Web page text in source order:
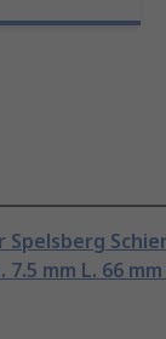
Spelsberg
7.5 mm L. 66